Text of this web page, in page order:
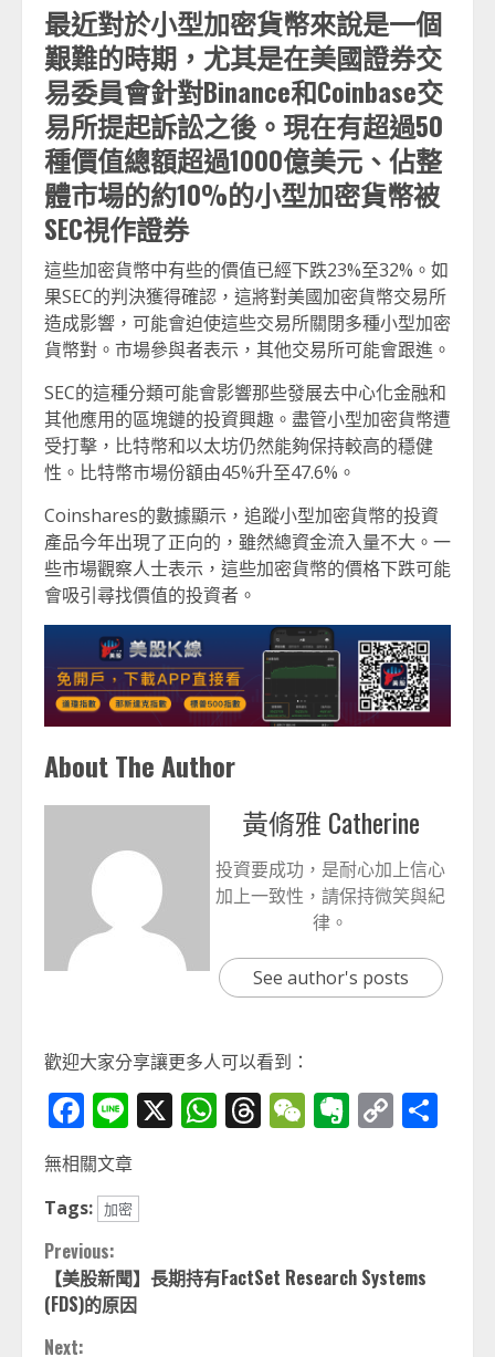
最近對於小型加密貨幣來說是一個
艱難的時期，尤其是在美國證券交
易委員會針對Binance和Coinbase交
易所提起訴訟之後。現在有超過50
種價值總額超過1000億美元、佔整
體市場的約10%的小型加密貨幣被
SEC視作證券
這些加密貨幣中有些的價值已經下跌23%至32%。如
果SEC的判決獲得確認，這將對美國加密貨幣交易所
造成影響，可能會迫使這些交易所關閉多種小型加密
貨幣對。市場參與者表示，其他交易所可能會跟進。
SEC的這種分類可能會影響那些發展去中心化金融和
其他應用的區塊鏈的投資興趣。盡管小型加密貨幣遭
受打擊，比特幣和以太坊仍然能夠保持較高的穩健
性。比特幣市場份額由45%升至47.6%。
Coinshares的數據顯示，追蹤小型加密貨幣的投資
產品今年出現了正向的，雖然總資金流入量不大。一
些市場觀察人士表示，這些加密貨幣的價格下跌可能
會吸引尋找價值的投資者。
About The Author
黃脩雅 Catherine
投資要成功，是耐心加上信心
加上一致性，請保持微笑與紀
律。
See author's posts
歡迎大家分享讓更多人可以看到：
Facebook
Line
X WhatsApp
Threads
WeChat
Evernote
Copy
Link
無相關文章
Tags: 加密
Continue
Reading
Previous:
【美股新聞】長期持有FactSet Research Systems
(FDS)的原因
Next: